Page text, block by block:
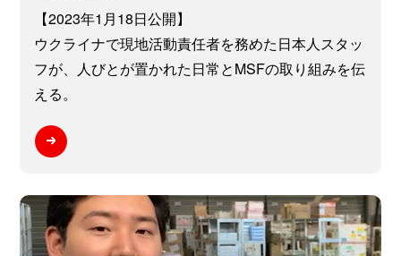
【2023年1月18日公開】
ウクライナで現地活動責任者を務めた日本人スタッ
フが、人びとが置かれた日常とMSFの取り組みを伝
える。